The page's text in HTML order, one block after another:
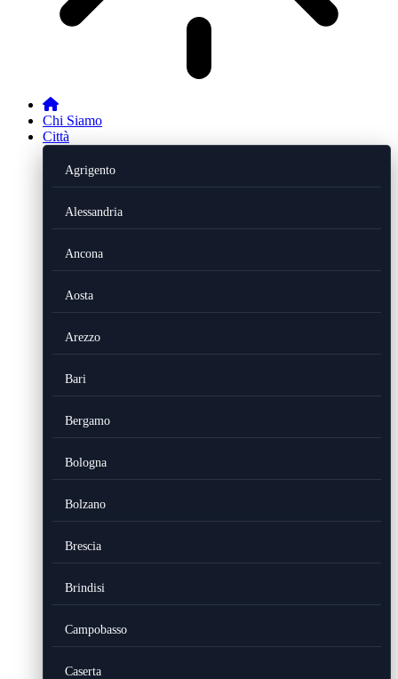
Chi Siamo
Città
Agrigento
Alessandria
Ancona
Aosta
Arezzo
Bari
Bergamo
Bologna
Bolzano
Brescia
Brindisi
Campobasso
Caserta